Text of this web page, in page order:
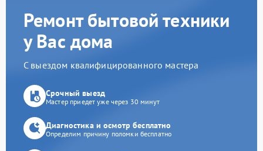
Ремонт бытовой техники
у Вас дома
С выездом квалифицированного мастера
Срочный выезд
Мастер приедет уже через 30 минут
Диагностика и осмотр бесплатно
Определим причину поломки бесплатно